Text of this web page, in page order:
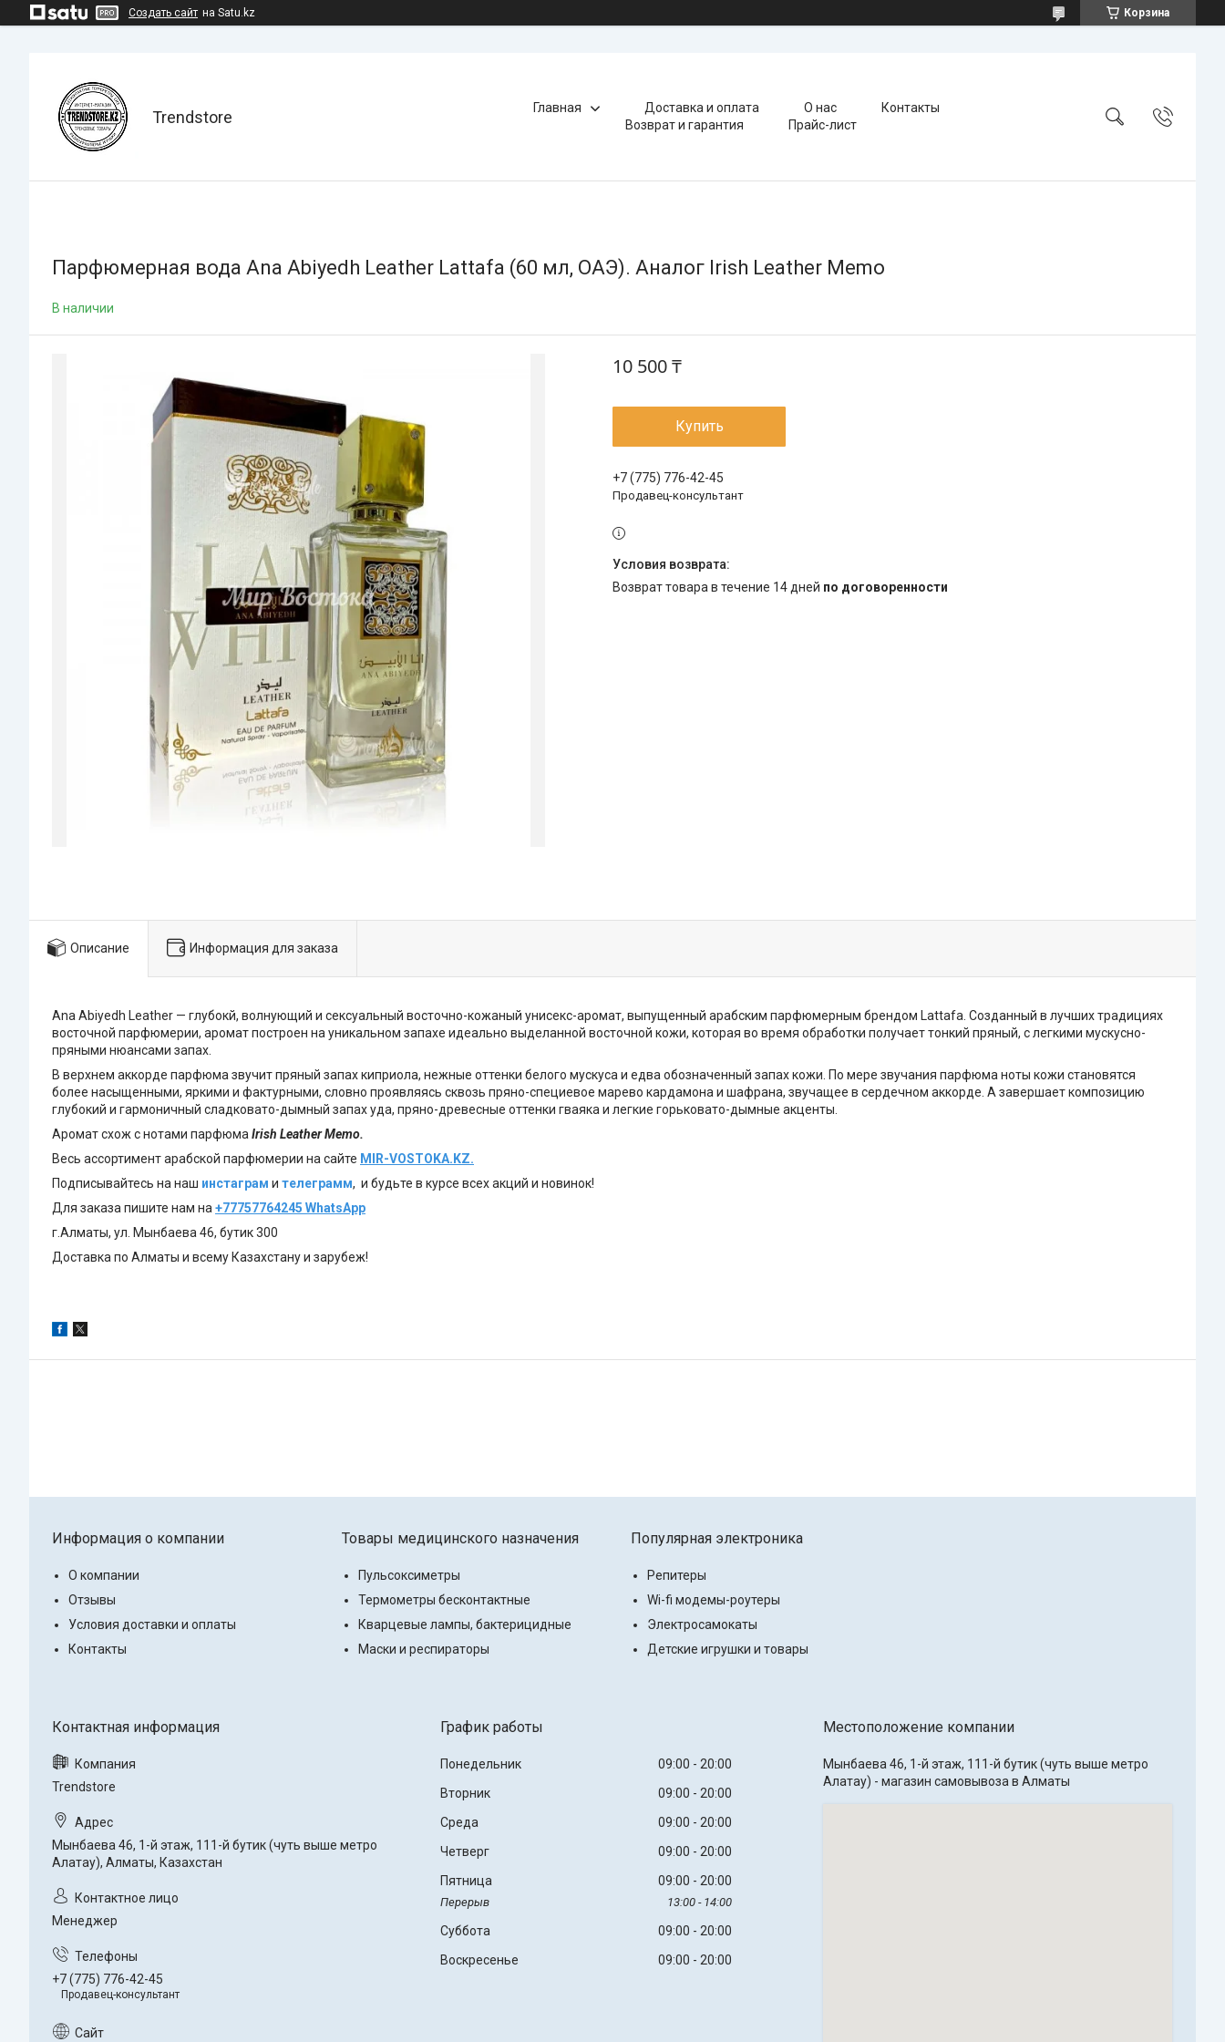
Создать сайт на Satu.kz Корзина
Trendstore Главная Доставка и оплата О нас
Контакты
Возврат и гарантия
Прайс-лист
Парфюмерная вода Ana Abiyedh Leather Lattafa (60 мл, ОАЭ). Аналог Irish Leather Memo
В наличии
10 500 ₸
Купить
+7 (775) 776-42-45
Продавец-консультант
возврат товара в течение 14 дней по договоренности
Описание Информация для заказа
Ana Abiyedh Leather — глубокй, волнующий и сексуальный восточно-кожаный унисекс-аромат, выпущенный арабским парфюмерным брендом Lattafa. Созданный в лучших традициях
восточной парфюмерии, аромат построен на уникальном запахе идеально выделанной восточной кожи, которая во время обработки получает тонкий пряный, с легкими мускусно-
пряными нюансами запах.
В верхнем аккорде парфюма звучит пряный запах киприола, нежные оттенки белого мускуса и едва обозначенный запах кожи. По мере звучания парфюма ноты кожи становятся
более насыщенными, яркими и фактурными, словно проявляясь сквозь пряно-специевое марево кардамона и шафрана, звучащее в сердечном аккорде. А завершает композицию
глубокий и гармоничный сладковато-дымный запах уда, пряно-древесные оттенки гваяка и легкие горьковато-дымные акценты.
Аромат схож с нотами парфюмаIrish Leather Memo.
Весь ассортимент арабской парфюмерии на сайте MIR-VOSTOKA.KZ.
Подписывайтесь на наш инстаграм и телеграмм, и будьте в курсе всех акций и новинок!
Для заказа пишите нам на+77757764245 WhatsApp
г.Алматы, ул. Мынбаева 46, бутик 300
Доставка по Алматы и всему Казахстану и зарубеж!
Информация о компании
О компании
Отзывы
Условия доставки и оплаты
Контакты
Товары медицинского назначения
Пульсоксиметры
Термометры бесконтактные
Кварцевые лампы, бактерицидные
Маски и респираторы
Популярная электроника
Репитеры
Wi-fi модемы-роутеры
Электросамокаты
Детские игрушки и товары
Trendstore
Мынбаева 46, 1-й этаж, 111-й бутик (чуть выше метро
Алатау), Алматы, Казахстан
Менеджер
+7 (775) 776-42-45
Продавец-консультант
График работы
Понедельник 09:00
20:00
Вторник
09:00
20:00
Среда
09:00
20:00
Четверг
09:00
20:00
Пятница
09:00 20:00
13:00 14:00
Суббота 09:00
20:00
Воскресенье
09:00 20:00
Местоположение компании
Мынбаева 46, 1-й этаж, 111-й бутик (чуть выше метро
Алатау) - магазин самовывоза в Алматы